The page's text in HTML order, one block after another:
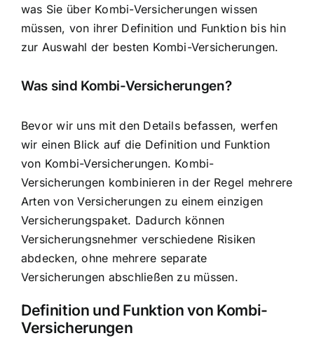
was Sie über Kombi-Versicherungen wissen
müssen, von ihrer Definition und Funktion bis hin
zur Auswahl der besten Kombi-Versicherungen.
Was sind Kombi-Versicherungen?
Bevor wir uns mit den Details befassen, werfen
wir einen Blick auf die Definition und Funktion
von Kombi-Versicherungen. Kombi-
Versicherungen kombinieren in der Regel mehrere
Arten von Versicherungen zu einem einzigen
Versicherungspaket. Dadurch können
Versicherungsnehmer verschiedene Risiken
abdecken, ohne mehrere separate
Versicherungen abschließen zu müssen.
Definition und Funktion von Kombi-
Versicherungen